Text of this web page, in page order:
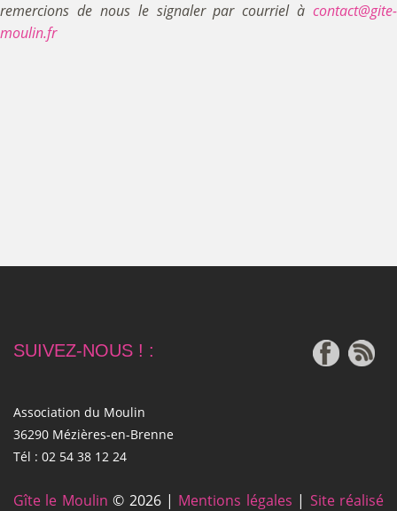
remercions de nous le signaler par courriel à contact@gite-
moulin.fr
SUIVEZ-NOUS ! :
Association du Moulin
36290 Mézières-en-Brenne
Tél : 02 54 38 12 24
Gîte le Moulin © 2026 | Mentions légales | Site réalisé